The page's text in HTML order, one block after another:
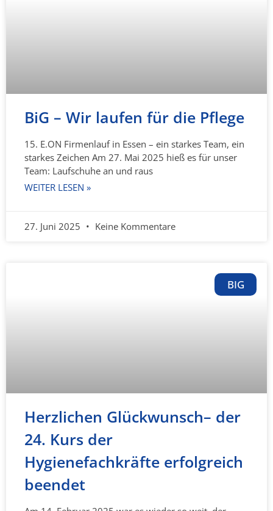
BiG – Wir laufen für die Pflege
15. E.ON Firmenlauf in Essen – ein starkes Team, ein
starkes Zeichen Am 27. Mai 2025 hieß es für unser
Team: Laufschuhe an und raus
WEITER LESEN »
27. Juni 2025 Keine Kommentare
BIG
Herzlichen Glückwunsch– der
24. Kurs der
Hygienefachkräfte erfolgreich
beendet